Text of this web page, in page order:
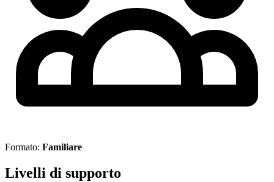
Formato: Familiare
Livelli di supporto